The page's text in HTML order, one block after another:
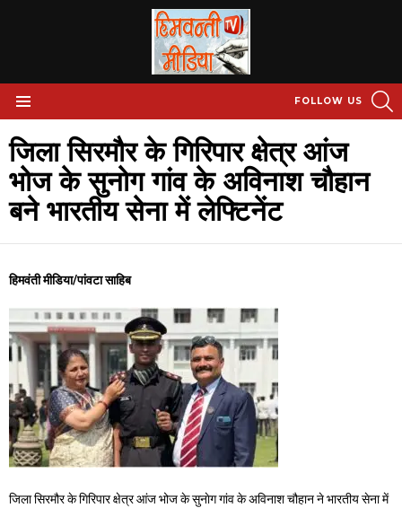
FOLLOW US
जिला सिरमौर के गिरिपार क्षेत्र आंज
भोज के सुनाेग गांव के अविनाश चौहान
बने भारतीय सेना में लेफ्टिनेंट
हिमवंती मीडिया/पांवटा साहिब
जिला सिरमौर के गिरिपार क्षेत्र आंज भोज के सुनाेग गांव के अविनाश चौहान ने भारतीय सेना में